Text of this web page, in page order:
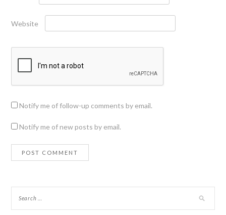
Website
Notify me of follow-up comments by email.
Notify me of new posts by email.